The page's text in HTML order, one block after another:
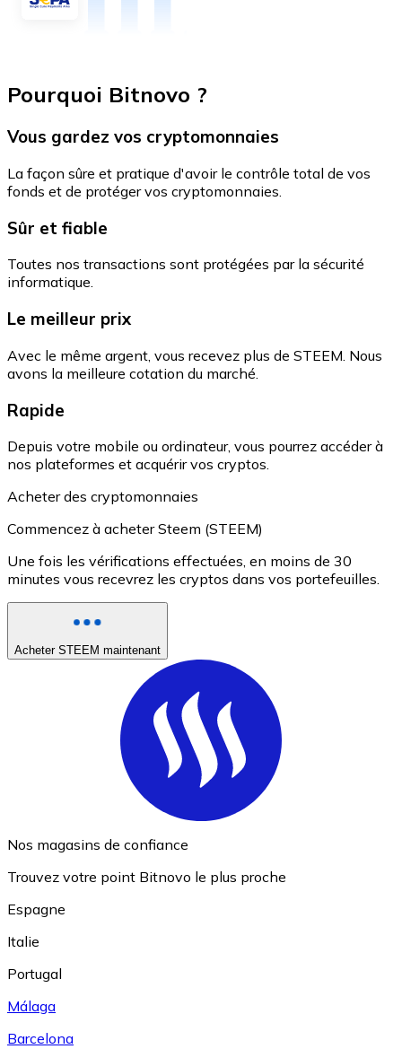
Pourquoi Bitnovo ?
Vous gardez vos cryptomonnaies
La façon sûre et pratique d'avoir le contrôle total de vos
fonds et de protéger vos cryptomonnaies.
Sûr et fiable
Toutes nos transactions sont protégées par la sécurité
informatique.
Le meilleur prix
Avec le même argent, vous recevez plus de STEEM. Nous
avons la meilleure cotation du marché.
Rapide
Depuis votre mobile ou ordinateur, vous pourrez accéder à
nos plateformes et acquérir vos cryptos.
Acheter des cryptomonnaies
Commencez à acheter Steem (STEEM)
Une fois les vérifications effectuées, en moins de 30
minutes vous recevrez les cryptos dans vos portefeuilles.
Acheter STEEM maintenant
Nos magasins de confiance
Trouvez votre point Bitnovo le plus proche
Espagne
Italie
Portugal
Málaga
Barcelona